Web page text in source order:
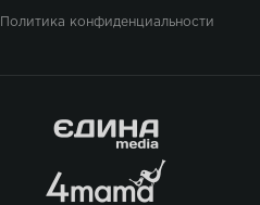
Политика конфиденциальности